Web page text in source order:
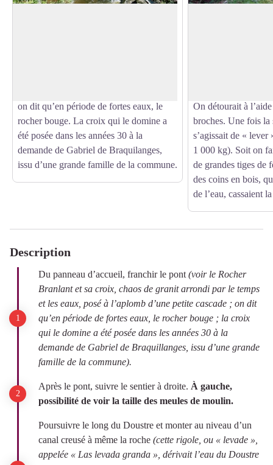
on dit qu’en période de fortes eaux, le
rocher bouge. La croix qui le domine a
été posée dans les années 30 à la
demande de Gabriel de Braquilanges,
issu d’une grande famille de la commune.
On détourait à
broches. Une fois la
s’agissait de «
1 000 kg). Soit on
de grandes tiges de
des coins en bois,
de l’eau, cassaient
Description
Du panneau d’accueil, franchir le pont (voir le Rocher
Branlant et sa croix, chaos de granit arrondi par le temps
et les eaux, posé à l’aplomb d’une petite cascade ; on dit
qu’en période de fortes eaux, le rocher bouge ; la croix
qui le domine a été posée dans les années 30 à la
demande de Gabriel de Braquillanges, issu d’une grande
famille de la commune).
Après le pont, suivre le sentier à droite. À gauche,
possibilité de voir la taille des meules de moulin.
Poursuivre le long du Doustre et monter au niveau d’un
canal creusé à même la roche (cette rigole, ou « levade »,
appelée « Las levada granda », dérivait l’eau du Doustre